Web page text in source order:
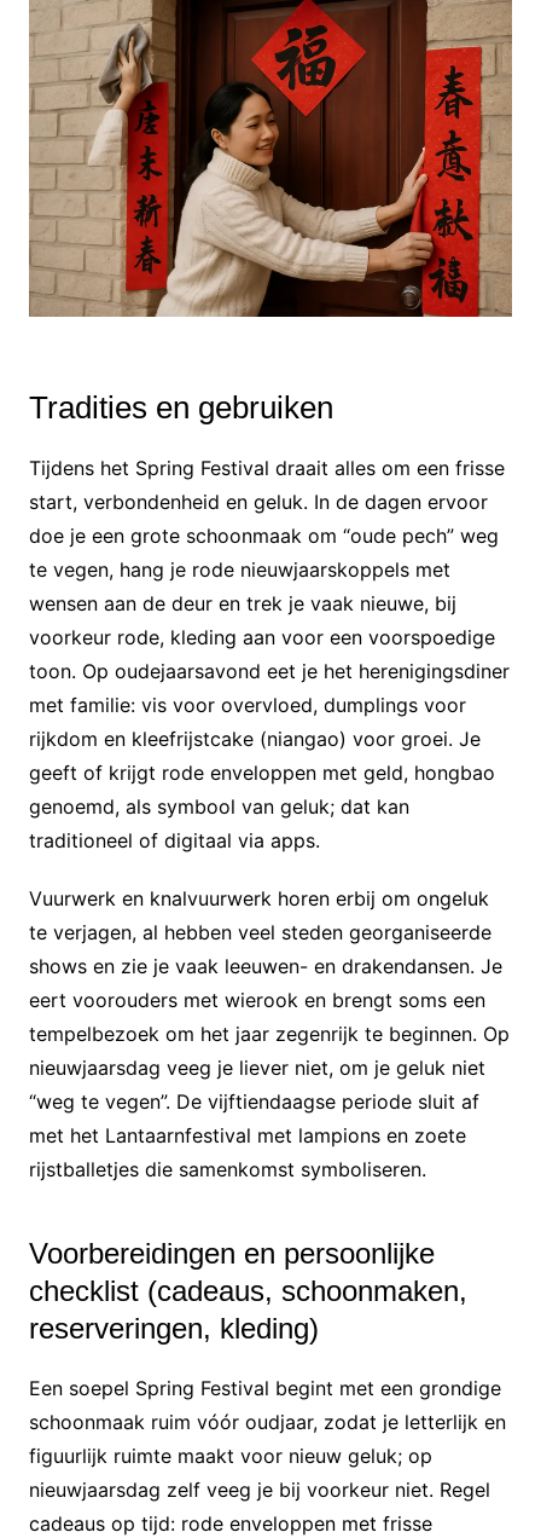
Tradities en gebruiken
Tijdens het Spring Festival draait alles om een frisse
start, verbondenheid en geluk. In de dagen ervoor
doe je een grote schoonmaak om “oude pech” weg
te vegen, hang je rode nieuwjaarskoppels met
wensen aan de deur en trek je vaak nieuwe, bij
voorkeur rode, kleding aan voor een voorspoedige
toon. Op oudejaarsavond eet je het herenigingsdiner
met familie: vis voor overvloed, dumplings voor
rijkdom en kleefrijstcake (niangao) voor groei. Je
geeft of krijgt rode enveloppen met geld, hongbao
genoemd, als symbool van geluk; dat kan
traditioneel of digitaal via apps.
Vuurwerk en knalvuurwerk horen erbij om ongeluk
te verjagen, al hebben veel steden georganiseerde
shows en zie je vaak leeuwen- en drakendansen. Je
eert voorouders met wierook en brengt soms een
tempelbezoek om het jaar zegenrijk te beginnen. Op
nieuwjaarsdag veeg je liever niet, om je geluk niet
“weg te vegen”. De vijftiendaagse periode sluit af
met het Lantaarnfestival met lampions en zoete
rijstballetjes die samenkomst symboliseren.
Voorbereidingen en persoonlijke
checklist (cadeaus, schoonmaken,
reserveringen, kleding)
Een soepel Spring Festival begint met een grondige
schoonmaak ruim vóór oudjaar, zodat je letterlijk en
figuurlijk ruimte maakt voor nieuw geluk; op
nieuwjaarsdag zelf veeg je bij voorkeur niet. Regel
cadeaus op tijd: rode enveloppen met frisse